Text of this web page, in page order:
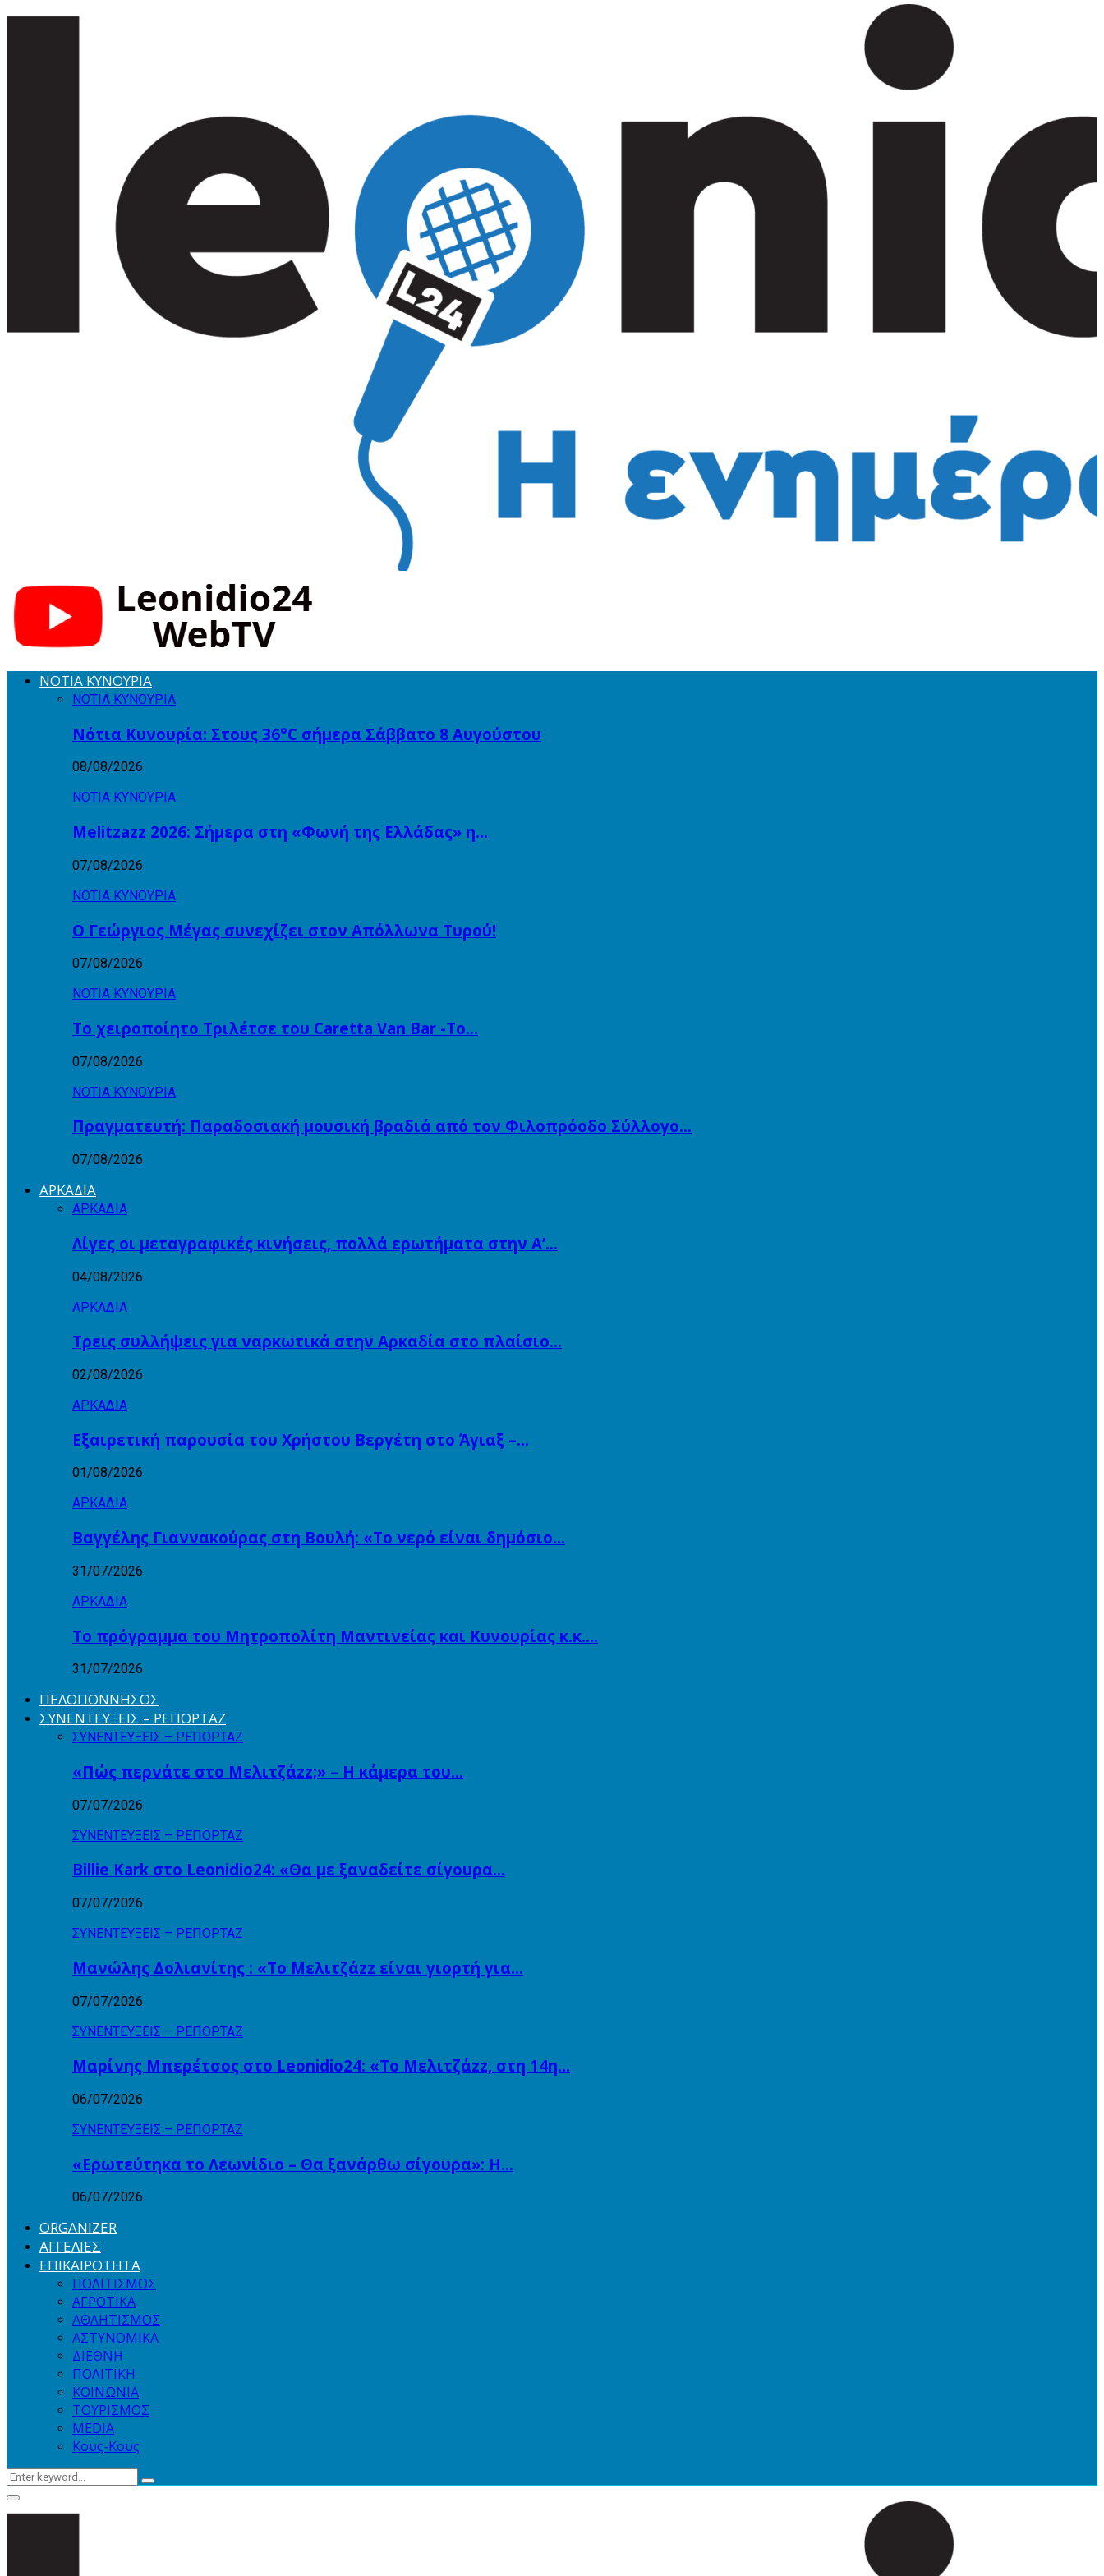
ΝΟΤΙΑ ΚΥΝΟΥΡΙΑ
ΝΟΤΙΑ ΚΥΝΟΥΡΙΑ
Νότια Κυνουρία: Στους 36°C σήμερα Σάββατο 8 Αυγούστου
08/08/2026
ΝΟΤΙΑ ΚΥΝΟΥΡΙΑ
Melitzazz 2026: Σήμερα στη «Φωνή της Ελλάδας» η…
07/08/2026
ΝΟΤΙΑ ΚΥΝΟΥΡΙΑ
Ο Γεώργιος Μέγας συνεχίζει στον Απόλλωνα Τυρού!
07/08/2026
ΝΟΤΙΑ ΚΥΝΟΥΡΙΑ
Το χειροποίητο Τριλέτσε του Caretta Van Bar -Το…
07/08/2026
ΝΟΤΙΑ ΚΥΝΟΥΡΙΑ
Πραγματευτή: Παραδοσιακή μουσική βραδιά από τον Φιλοπρόοδο Σύλλογο…
07/08/2026
ΑΡΚΑΔΙΑ
ΑΡΚΑΔΙΑ
Λίγες οι μεταγραφικές κινήσεις, πολλά ερωτήματα στην Α’…
04/08/2026
ΑΡΚΑΔΙΑ
Τρεις συλλήψεις για ναρκωτικά στην Αρκαδία στο πλαίσιο…
02/08/2026
ΑΡΚΑΔΙΑ
Εξαιρετική παρουσία του Χρήστου Βεργέτη στο Άγιαξ –…
01/08/2026
ΑΡΚΑΔΙΑ
Βαγγέλης Γιαννακούρας στη Βουλή: «Το νερό είναι δημόσιο…
31/07/2026
ΑΡΚΑΔΙΑ
Το πρόγραμμα του Μητροπολίτη Μαντινείας και Κυνουρίας κ.κ….
31/07/2026
ΠΕΛΟΠΟΝΝΗΣΟΣ
ΣΥΝΕΝΤΕΥΞΕΙΣ – ΡΕΠΟΡΤΑΖ
ΣΥΝΕΝΤΕΥΞΕΙΣ – ΡΕΠΟΡΤΑΖ
«Πώς περνάτε στο Μελιτζάzz;» – Η κάμερα του…
07/07/2026
ΣΥΝΕΝΤΕΥΞΕΙΣ – ΡΕΠΟΡΤΑΖ
Billie Kark στο Leonidio24: «Θα με ξαναδείτε σίγουρα…
07/07/2026
ΣΥΝΕΝΤΕΥΞΕΙΣ – ΡΕΠΟΡΤΑΖ
Μανώλης Δολιανίτης : «Το Μελιτζάzz είναι γιορτή για…
07/07/2026
ΣΥΝΕΝΤΕΥΞΕΙΣ – ΡΕΠΟΡΤΑΖ
Μαρίνης Μπερέτσος στο Leonidio24: «Το Μελιτζάzz, στη 14η…
06/07/2026
ΣΥΝΕΝΤΕΥΞΕΙΣ – ΡΕΠΟΡΤΑΖ
«Ερωτεύτηκα το Λεωνίδιο – Θα ξανάρθω σίγουρα»: Η…
06/07/2026
ORGANIZER
ΑΓΓΕΛΙΕΣ
ΕΠΙΚΑΙΡΟΤΗΤΑ
ΠΟΛΙΤΙΣΜΟΣ
ΑΓΡΟΤΙΚΑ
ΑΘΛΗΤΙΣΜΟΣ
ΑΣΤΥΝΟΜΙΚΑ
ΔΙΕΘΝΗ
ΠΟΛΙΤΙΚΗ
ΚΟΙΝΩΝΙΑ
ΤΟΥΡΙΣΜΟΣ
MEDIA
Κους-Κους
Search
Search
Primary
Menu